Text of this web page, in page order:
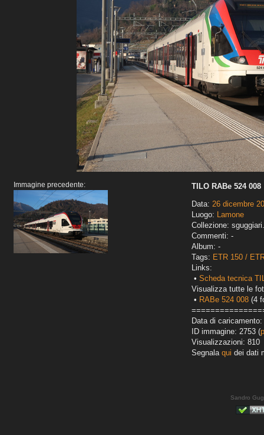
Immagine precedente:
TILO RABe 524 008
Data: 26 dicembre
Luogo: Lamone
Collezione:
Commenti: -
Album: -
Tags: ETR 150 /
Links:
• Scheda tecnica
Visualizza tutte le
• RABe 524 008 (4
Data di
ID immagine: 2753 (
Visualizzazioni: 810
Segnala qui dei dati
Sandro